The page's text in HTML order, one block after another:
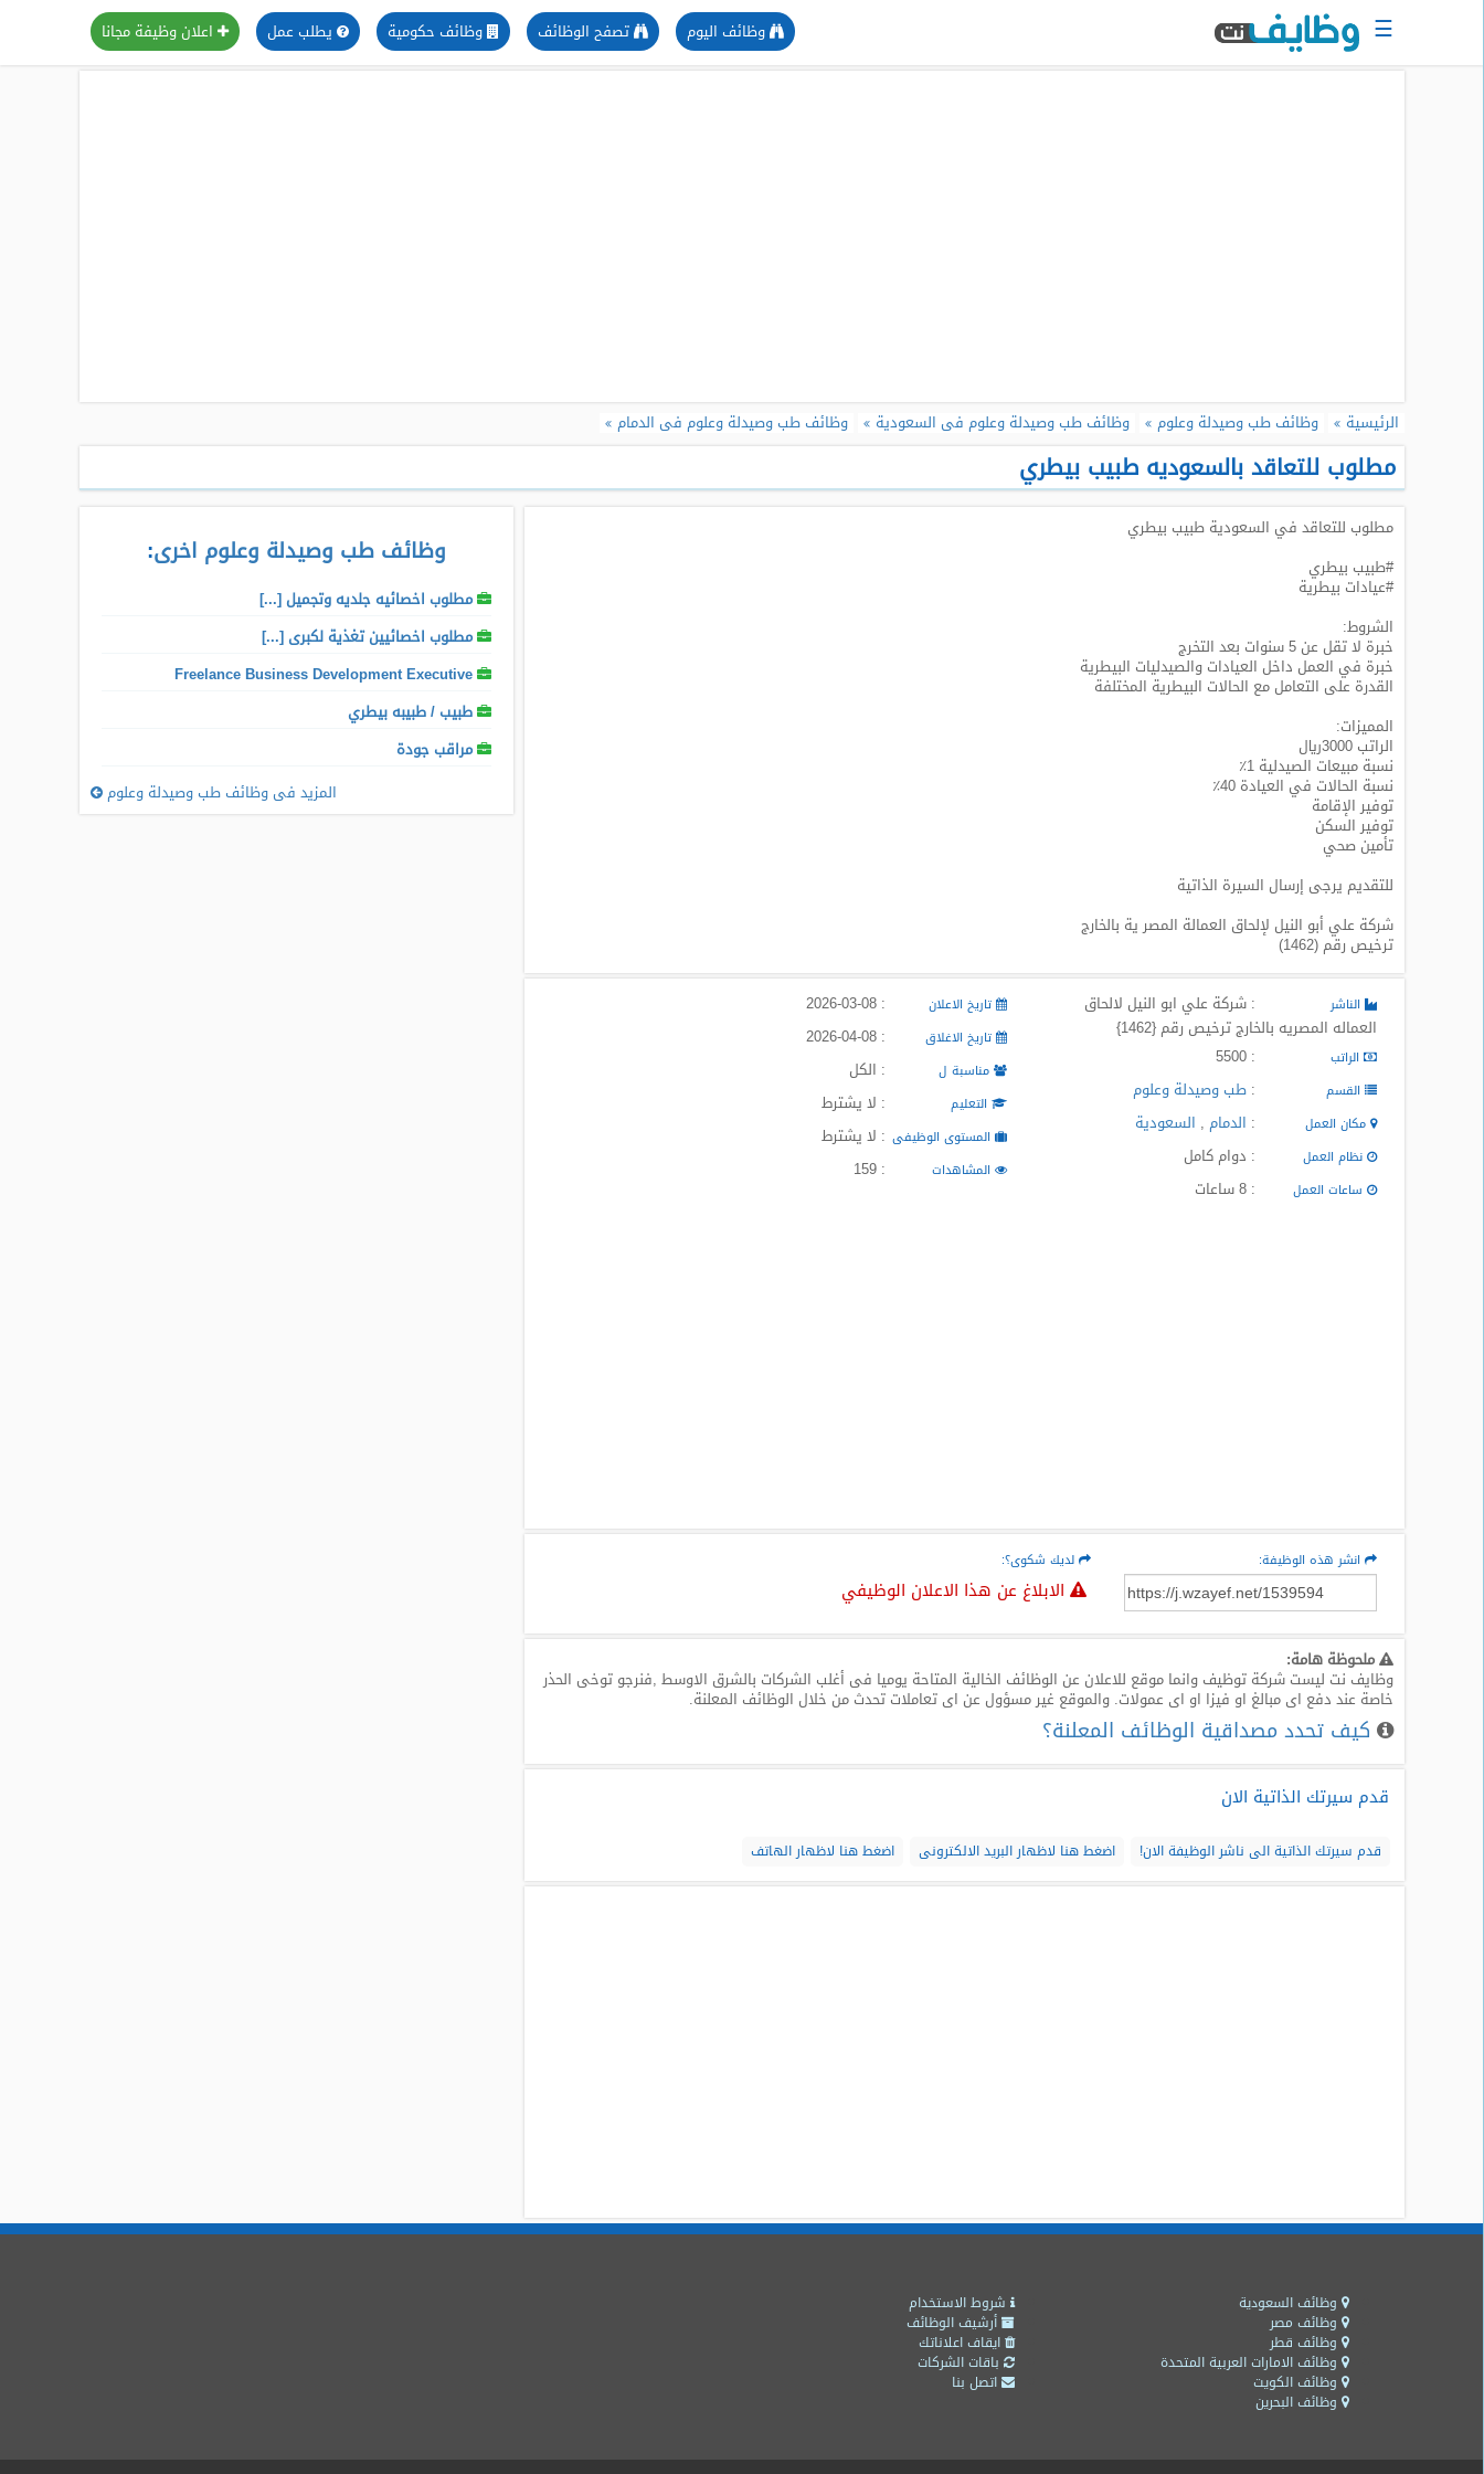
سيرتك
الوظائف
السعودية
حكومية
☰ اعلان وظيفة مجانا يطلب عمل وظائف حكومية تصفح الوظائف وظائف اليوم
الرئيسية وظائف طب وصيدلة وعلوم وظائف طب وصيدلة وعلوم فى السعودية وظائف طب وصيدلة وعلوم فى الدمام
مطلوب للتعاقد بالسعوديه طبيب بيطري
مطلوب للتعاقد في السعودية طبيب بيطري
#طبيب بيطري
#عيادات بيطرية
الشروط:
خبرة لا تقل عن 5 سنوات بعد التخرج
خبرة في العمل داخل العيادات والصيدليات البيطرية
القدرة على التعامل مع الحالات البيطرية المختلفة
المميزات:
الراتب 3000ريال
نسبة مبيعات الصيدلية 1٪
نسبة الحالات في العيادة 40٪
توفير الإقامة
توفير السكن
تأمين صحي
للتقديم يرجى إرسال السيرة الذاتية
شركة علي أبو النيل لإلحاق العمالة المصر ية بالخارج
ترخيص رقم (1462)
الناشر
: شركة علي ابو النيل لالحاق
العماله المصريه بالخارج ترخيص رقم {1462}
الراتب : 5500
القسم :طب وصيدلة وعلوم
مكان العمل : الدمام , السعودية
نظام العمل : دوام كامل
ساعات العمل : 8 ساعات
تاريخ الاعلان : 2026-03-08
تاريخ الاغلاق : 2026-04-08
مناسبة ل : الكل
التعليم : لا يشترط
المستوى الوظيفى : لا يشترط
المشاهدات : 159
انشر هذه الوظيفة: لديك شكوى؟:
الابلاغ عن هذا الاعلان الوظيفي
ملحوظة هامة:
وظايف نت ليست شركة توظيف وانما موقع للاعلان عن الوظائف الخالية المتاحة يوميا فى أغلب الشركات بالشرق الاوسط ,فنرجو توخى الحذر
خاصة عند دفع اى مبالغ او فيزا او اى عمولات. والموقع غير مسؤول عن اى تعاملات تحدث من خلال الوظائف المعلنة.
كيف تحدد مصداقية الوظائف المعلنة؟
قدم سيرتك الذاتية الان
قدم سيرتك الذاتية الى ناشر الوظيفة الان! اضغط هنا لاظهار البريد الالكترونى اضغط هنا لاظهار الهاتف
وظائف طب وصيدلة وعلوم اخرى:
مطلوب اخصائيه جلديه وتجميل [...]
مطلوب اخصائيين تغذية لكبرى [...]
Freelance Business Development Executive
طبيب / طبيبه بيطري
مراقب جودة
المزيد فى وظائف طب وصيدلة وعلوم
وظائف السعودية
وظائف مصر
وظائف قطر
وظائف الامارات العربية المتحدة
وظائف الكويت
وظائف البحرين
شروط الاستخدام
أرشيف الوظائف
ايقاف اعلاناتك
باقات الشركات
اتصل بنا